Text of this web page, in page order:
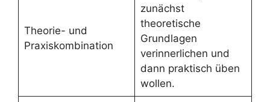
Theorie- und
Praxiskombination
zunächst
theoretische
Grundlagen
verinnerlichen und
dann praktisch üben
wollen.